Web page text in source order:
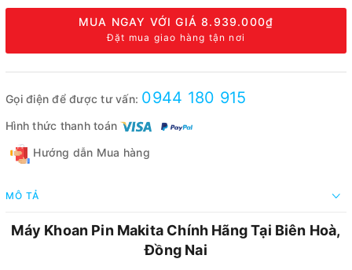
MUA NGAY VỚI GIÁ8.939.000₫
Đặt mua giao hàng tận nơi
Gọi điện để được tư vấn: 0944 180 915
Hình thức thanh toán
Hướng dẫn Mua hàng
MÔ TẢ
Máy Khoan Pin Makita Chính Hãng Tại Biên Hoà,
Đồng Nai